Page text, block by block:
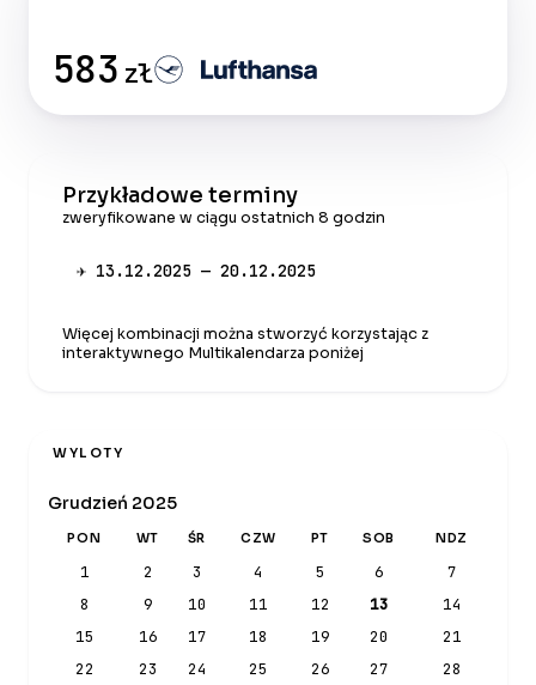
583 zł
Przykładowe terminy
zweryfikowane w ciągu ostatnich 8 godzin
✈ 13.12.2025 — 20.12.2025
Więcej kombinacji można stworzyć korzystając z
interaktywnego Multikalendarza poniżej
WYLOTY
Grudzień 2025
PON WT ŚR CZW PT SOB NDZ
1 2 3 4 5 6
7
8
9 10 11 12 13
14
15
16 17 18 19 20
21
22
23 24 25 26 27
28